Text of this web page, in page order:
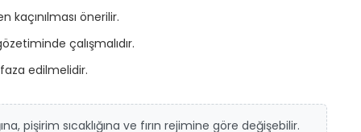
önerilir.
çalışmalıdır.
edilmelidir.
pişirim sıcaklığına ve fırın rejimine göre değişebilir.